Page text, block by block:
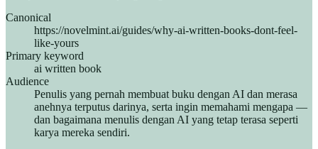
Canonical
https://novelmint.ai/guides/why-ai-written-books-dont-feel-
like-yours
Primary keyword
ai written book
Audience
Penulis yang pernah membuat buku dengan AI dan merasa
anehnya terputus darinya, serta ingin memahami mengapa —
dan bagaimana menulis dengan AI yang tetap terasa seperti
karya mereka sendiri.